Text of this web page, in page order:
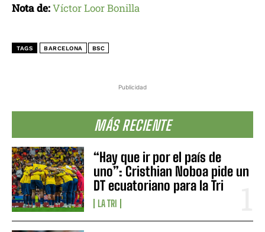
Publicidad
MÁS RECIENTE
“Hay que ir por el país de
uno”: Cristhian Noboa pide un
DT ecuatoriano para la Tri
LA TRI
Nota de:Víctor Loor Bonilla
TAGS BARCELONA BSC